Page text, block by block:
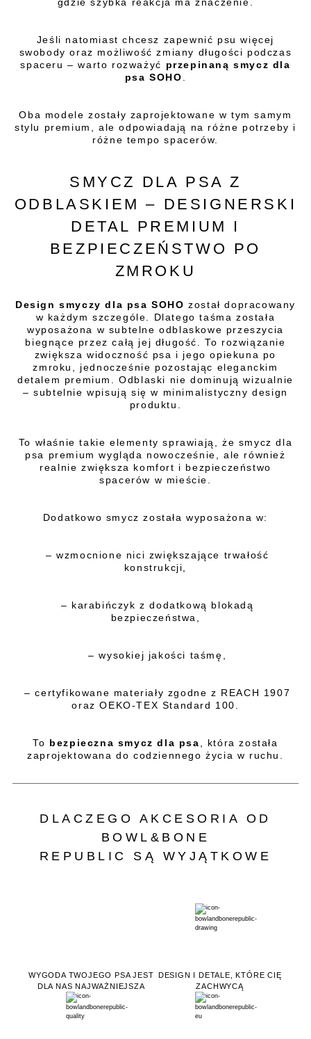
Jeśli natomiast chcesz zapewnić psu więcej
swobody oraz możliwość zmiany długości podczas
spaceru – warto rozważyć przepinaną smycz dla
psa SOHO
Oba modele zostały zaprojektowane w tym samym
stylu premium, ale odpowiadają na różne potrzeby i
różne tempo spacerów.
SMYCZ DLA PSA Z
ODBLASKIEM – DESIGNERSKI
DETAL PREMIUM I
BEZPIECZEŃSTWO PO
ZMROKU
Design smyczy dla psa SOHO został dopracowany
w każdym szczególe. Dlatego taśma została
wyposażona w subtelne odblaskowe przeszycia
biegnące przez całą jej długość. To rozwiązanie
zwiększa widoczność psa i jego opiekuna po
zmroku, jednocześnie pozostając eleganckim
detalem premium. Odblaski nie dominują wizualnie
– subtelnie wpisują się w minimalistyczny design
produktu.
To właśnie takie elementy sprawiają, że smycz dla
psa premium wygląda nowocześnie, ale również
realnie zwiększa komfort i bezpieczeństwo
spacerów w mieście.
Dodatkowo smycz została wyposażona w:
– wzmocnione nici zwiększające trwałość
konstrukcji,
– karabińczyk z dodatkową blokadą
bezpieczeństwa,
– wysokiej jakości taśmę,
– certyfikowane materiały zgodne z REACH 1907
oraz OEKO-TEX Standard 100.
To bezpieczna smycz dla psa
, która została
zaprojektowana do codziennego życia w ruchu.
DLACZEGO AKCESORIA OD
BOWL&BONE
REPUBLIC SĄ WYJĄTKOWE
WYGODA TWOJEGO PSA JEST
DLA NAS NAJWAŻNIEJSZA
DESIGN I DETALE, KTÓRE CIĘ
ZACHWYCĄ